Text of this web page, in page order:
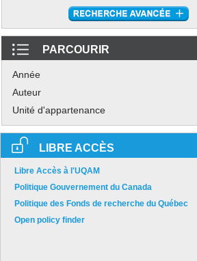
PARCOURIR
Année
Auteur
Unité d'appartenance
LIBRE ACCÈS
Libre Accès à l'UQAM
Politique Gouvernement du Canada
Politique des Fonds de recherche du Québec
Open policy finder